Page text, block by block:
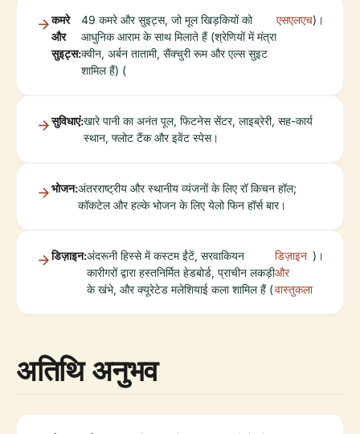
कमरे
और
सुइट्स:
49 कमरे और सुइट्स, जो मूल खिड़कियों को
आधुनिक आराम के साथ मिलाते हैं (श्रेणियों में मंत्रा
क्वीन, अर्बन तातामी, सैंक्चुरी रूम और एल्स सुइट
शामिल हैं) (
एसएलएच)।
सुविधाएं:खारे पानी का अनंत पूल, फिटनेस सेंटर, लाइब्रेरी, सह-कार्य
स्थान, फ्लोट टैंक और इवेंट स्पेस।
भोजन:अंतरराष्ट्रीय और स्थानीय व्यंजनों के लिए रॉ किचन हॉल;
कॉकटेल और हल्के भोजन के लिए येलो फिन हॉर्स बार।
डिज़ाइन:अंदरूनी हिस्से में कस्टम ईंटें, सरवाकियन
कारीगरों द्वारा हस्तनिर्मित हेडबोर्ड, प्राचीन लकड़ी
के खंभे, और क्यूरेटेड मलेशियाई कला शामिल हैं (
डिज़ाइन
और
वास्तुकला
)।
अतिथि अनुभव